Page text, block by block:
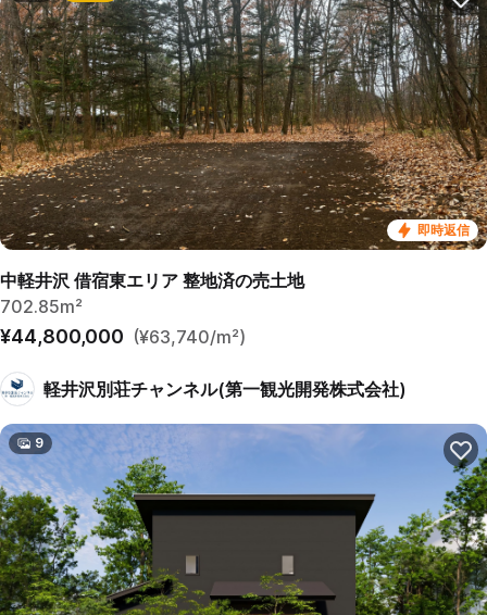
即時返信
中軽井沢 借宿東エリア 整地済の売土地
702.85m²
¥44,800,000 (¥63,740/m²)
軽井沢別荘チャンネル(第一観光開発株式会社)
9